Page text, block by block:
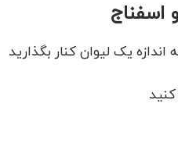
اسفناج
یک لیوان کنار بگذارید